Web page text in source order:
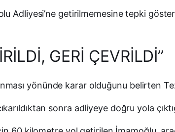
Adliyesi’ne getirilmemesine tepki
GERİ ÇEVRİLDİ”
yönünde karar olduğunu belirten
sonra adliyeye doğru yola